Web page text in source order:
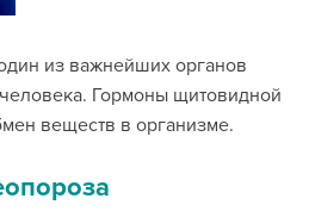
из важнейших органов
Гормоны щитовидной
веществ в организме.